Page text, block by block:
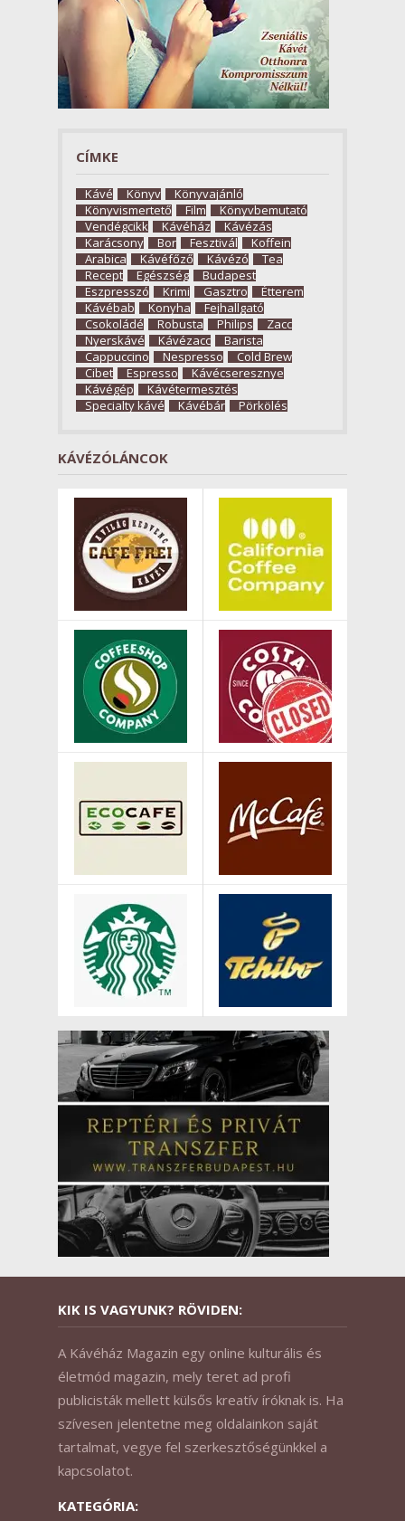
CÍMKE
Kávé Könyv
Könyvajánló
Könyvismertető
Film
Könyvbemutató
Vendégcikk
Kávéház
Kávézás
Karácsony
Bor Fesztivál
Koffein
Arabica
Kávéfőző Kávézó
Tea
Recept
Egészség
Budapest
Eszpresszó
Krimi Gasztro
Étterem
Kávébab
Konyha
Fejhallgató
Csokoládé
Robusta Philips
Zacc
Nyerskávé
Kávézacc
Barista
Cappuccino
Nespresso
Cold Brew
Cibet
Espresso
Kávécseresznye
Kávégép
Kávétermesztés
Specialty kávé
Kávébár Pörkölés
KÁVÉZÓLÁNCOK
KIK IS VAGYUNK? RÖVIDEN:
A Kávéház Magazin egy online kulturális és
életmód magazin, mely teret ad profi
publicisták mellett külsős kreatív íróknak is. Ha
szívesen jelentetne meg oldalainkon saját
tartalmat, vegye fel szerkesztőségünkkel a
kapcsolatot.
KATEGÓRIA: